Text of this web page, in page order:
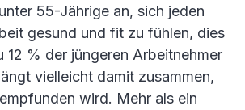
55-Jährige an, sich jeden
gesund und fit zu fühlen, dies
12 % der jüngeren Arbeitnehmer
vielleicht damit zusammen,
wird. Mehr als ein